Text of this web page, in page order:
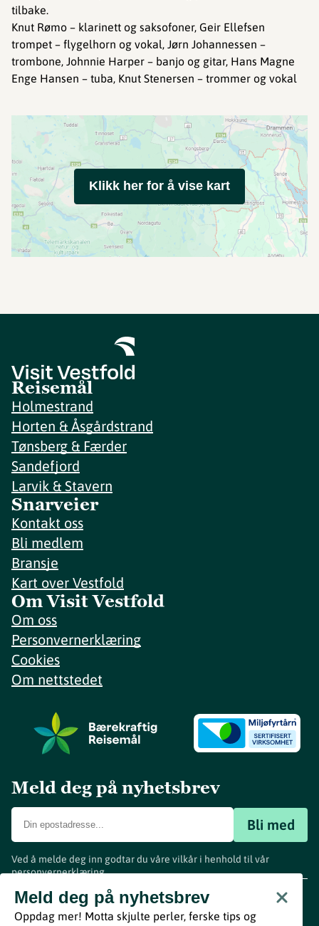
tilbake.
Knut Rømo – klarinett og saksofoner, Geir Ellefsen
trompet – flygelhorn og vokal, Jørn Johannessen –
trombone, Johnnie Harper – banjo og gitar, Hans Magne
Enge Hansen – tuba, Knut Stenersen – trommer og vokal
Klikk her for å vise kart
Reisemål
Holmestrand
Horten & Åsgårdstrand
Tønsberg & Færder
Sandefjord
Larvik & Stavern
Snarveier
Kontakt oss
Bli medlem
Bransje
Kart over Vestfold
Om Visit Vestfold
Om oss
Personvernerklæring
Cookies
Om nettstedet
Meld deg på nyhetsbrev
Bli med
Ved å melde deg inn godtar du våre vilkår i henhold til vår
personvernerklæring.
Meld deg på nyhetsbrev
Oppdag mer! Motta skjulte perler, ferske tips og
www.visitvestfold.com
Turistinformasjon